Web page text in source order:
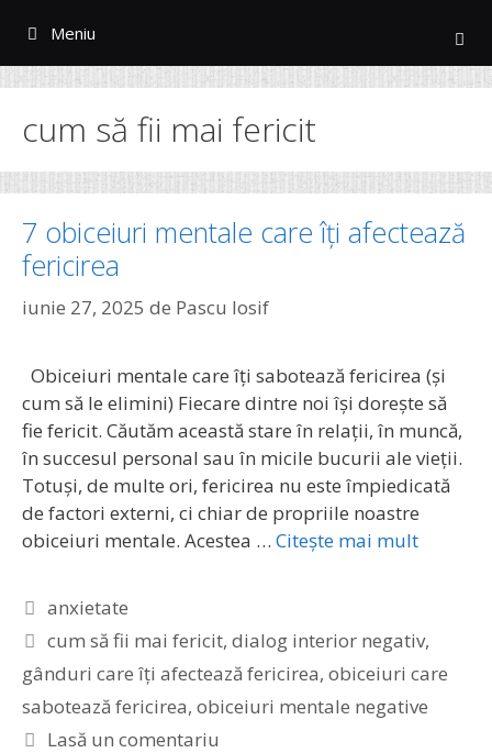
conținut
Meniu
cum să fii mai fericit
7 obiceiuri mentale care îți afectează
fericirea
iunie 27, 2025 de Pascu Iosif
Obiceiuri mentale care îți sabotează fericirea (și
cum să le elimini) Fiecare dintre noi își dorește să
fie fericit. Căutăm această stare în relații, în muncă,
în succesul personal sau în micile bucurii ale vieții.
Totuși, de multe ori, fericirea nu este împiedicată
de factori externi, ci chiar de propriile noastre
obiceiuri mentale. Acestea … Citește mai mult
Categorii
anxietate
Etichete
cum să fii mai fericit,dialog interior negativ,
gânduri care îți afectează fericirea, obiceiuri care
sabotează fericirea, obiceiuri mentale negative
Lasă un comentariu